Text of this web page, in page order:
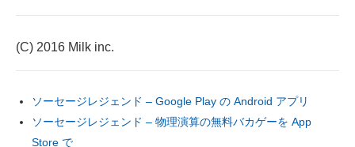
(C) 2016 Milk inc.
ソーセージレジェンド – Google Play の Android アプリ
ソーセージレジェンド – 物理演算の無料バカゲーを App
Store で